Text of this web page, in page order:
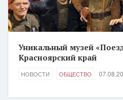
Уникальный музей
Красноярский край
НОВОСТИ ОБЩЕСТВО